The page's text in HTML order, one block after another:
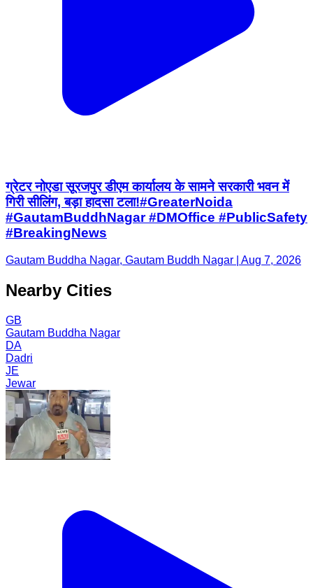
ग्रेटर नोएडा सूरजपुर डीएम कार्यालय के सामने सरकारी भवन में
गिरी सीलिंग, बड़ा हादसा टला!#GreaterNoida
#GautamBuddhNagar #DMOffice #PublicSafety
#BreakingNews
Gautam Buddha Nagar, Gautam Buddh Nagar | Aug 7, 2026
Nearby Cities
GB
Gautam Buddha Nagar
DA
Dadri
JE
Jewar